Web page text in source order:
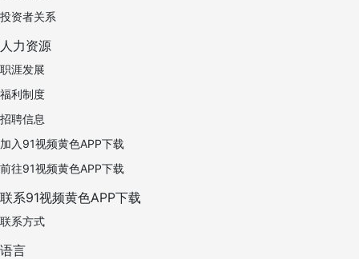
投资者关系
人力资源
职涯发展
福利制度
招聘信息
加入91视频黄色APP下载
前往91视频黄色APP下载
联系91视频黄色APP下载
联系方式
语言